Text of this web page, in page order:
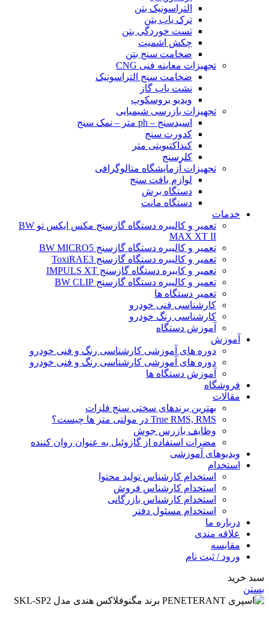
التراسونیک بتن
ترک یاب بتن
تست خوردگی بتن
چکش اشمیت
ضخامت سنج بتن
تجهیزات معاینه فنی CNG
ضخامت سنج التراسونیک
نشت یاب گاز
ویدیو بروسکوپ
تجهیزات بازرسی شیمیایی
اسیدسنج – ph متر – نمک سنج
کدورت سنج
کنداکتیویتی متر
کلرسنج
تجهیزات آزمایشگاه متالوگرافی
لوازم بافت سنج
دستگاه برش
دستگاه مانت
خدمات
تعمیر و کالیبره دستگاه گازسنج مکس ایکس تو BW
MAX XT II
تعمیر و کالیبره دستگاه گازسنج BW MICRO5
تعمیر و کالیبره دستگاه گازسنج ToxiRAE3
تعمیر و کایبره دستگاه گازسنج IMPULS XT
تعمیر و کالیبره دستگاه گازسنج BW CLIP
تعمیر دستگاه ها
کارشناسی فنی خودرو
کارشناسی رنگ خودرو
آموزش دستگاه
آموزش
دوره های آموزشی کارشناسی رنگ و فنی خودرو
دوره های آموزشی کارشناسی رنگ و فنی خودرو
آموزش دستگاه ها
فروشگاه
مقالات
بهترین برندهای سختی سنج فلزات
True RMS, RMS در مولتی متر ها چیست؟
وظایف بازرس جوش
مضرات استفاده از گازوئیل به عنوان روان کننده
ویدیوهای آموزشی
استخدام
استخدام کارشناس تولید محتوا
استخدام کارشناس فروش
استخدام کارشناس بازرگانی
استخدام مسئول دفتر
درباره ما
علاقه مندی
مقایسه
ورود / ثبت نام
سبد خرید
بستن